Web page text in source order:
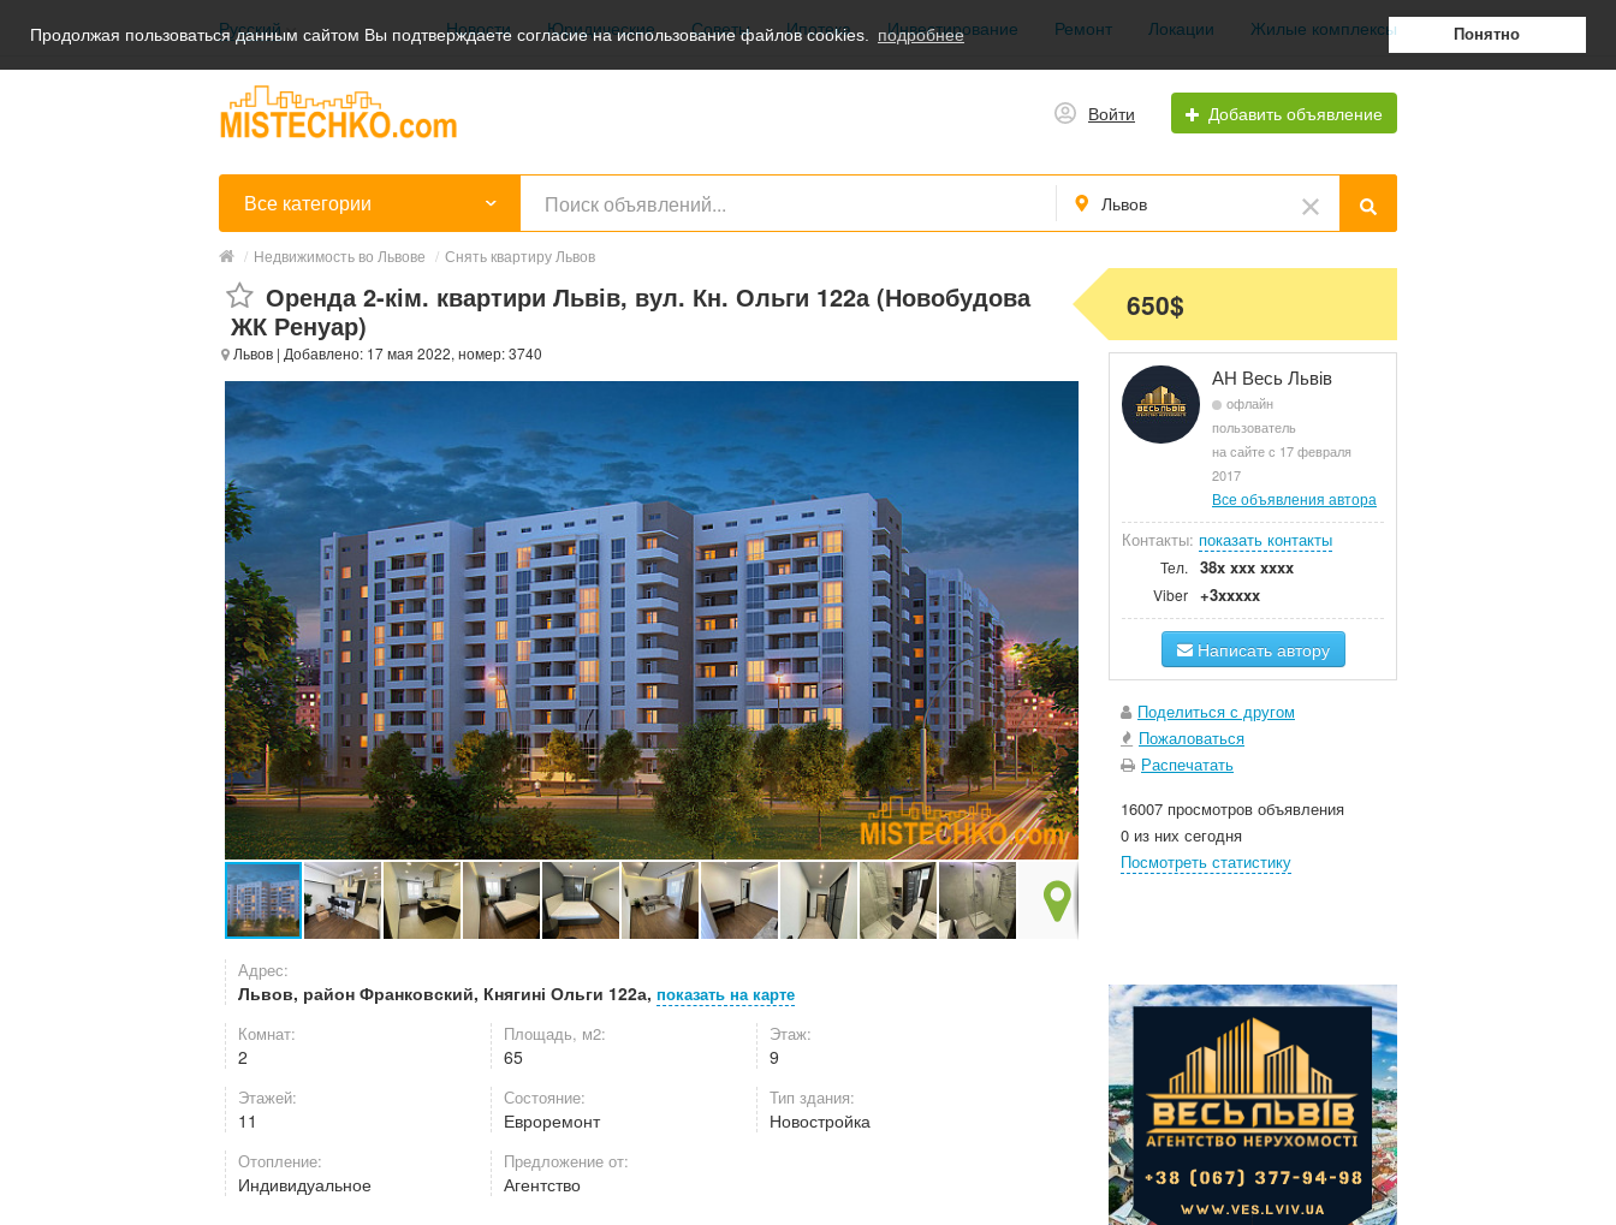
Продолжая пользоваться данным сайтом Вы подтверждаете согласие на использование файлов cookies. подробнее Понятно
Русский
Українська
Русский
Новости Юридические Советы Ипотека Инвестирование Ремонт Локации Жилые комплексы
Войти Добавить объявление
Все категории Львов
/ Недвижимость во Львове / Снять квартиру Львов
Оренда 2-кім. квартири Львів, вул. Кн. Ольги 122а (Новобудова
ЖК Ренуар)
Львов | Добавлено: 17 мая 2022, номер: 3740
Адрес:
Львов, район Франковский, Княгині Ольги 122а, показать на карте
Комнат:
2
Площадь, м2:
65
Этаж:
9
Этажей:
11
Состояние:
Евроремонт
Тип здания:
Новостройка
Отопление:
Индивидуальное
Предложение от:
Агентство
650$
АН Весь Львів
офлайн
пользователь
на сайте с 17 февраля
2017
Все объявления автора
Контакты: показать контакты
Тел. 38x xxx xxxx
Viber +3xxxxx
Написать автору
Поделиться с другом
Пожаловаться
Распечатать
16007 просмотров объявления
0 из них сегодня
Посмотреть статистику